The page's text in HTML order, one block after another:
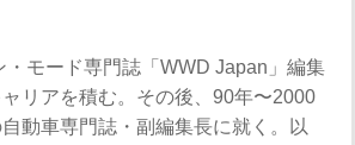
モード専門誌「WWD Japan」編集
リアを積む。その後、90年〜2000
動車専門誌・副編集長に就く。以